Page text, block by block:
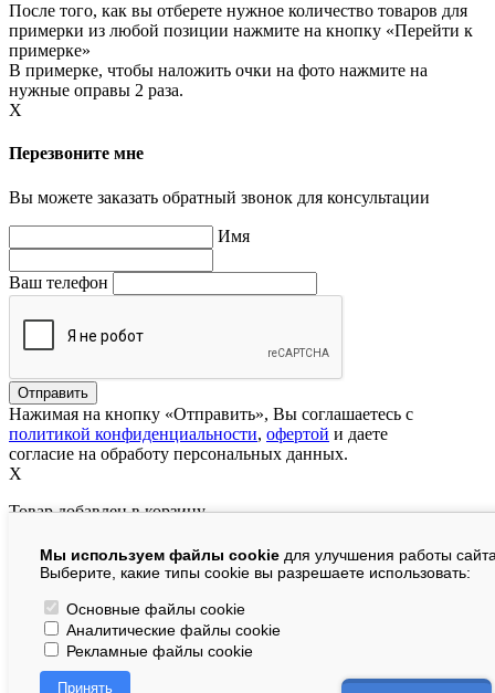
Мы используем файлы cookie для улучшения работы
Выберите, какие типы cookie вы разрешаете использовать:
Основные файлы cookie
Аналитические файлы cookie
Рекламные файлы cookie
Принять
После того, как вы отберете нужное количество товаров для
примерки из любой позиции нажмите на кнопку «Перейти к
примерке»
В примерке, чтобы наложить очки на фото нажмите на
нужные оправы 2 раза.
X
Перезвоните мне
Вы можете заказать обратный звонок для консультации
Имя
Ваш телефон
Нажимая на кнопку «Отправить», Вы соглашаетесь с
политикой конфиденциальности, офертой и даете
согласие на обработу персональных данных.
X
Товар добавлен в корзину
В корзине:шт.
На сумму:руб.
Перейти в корзину